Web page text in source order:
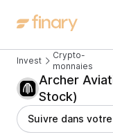
Invest
Crypto-
monnaies
Archer
Stock)
Suivre dans